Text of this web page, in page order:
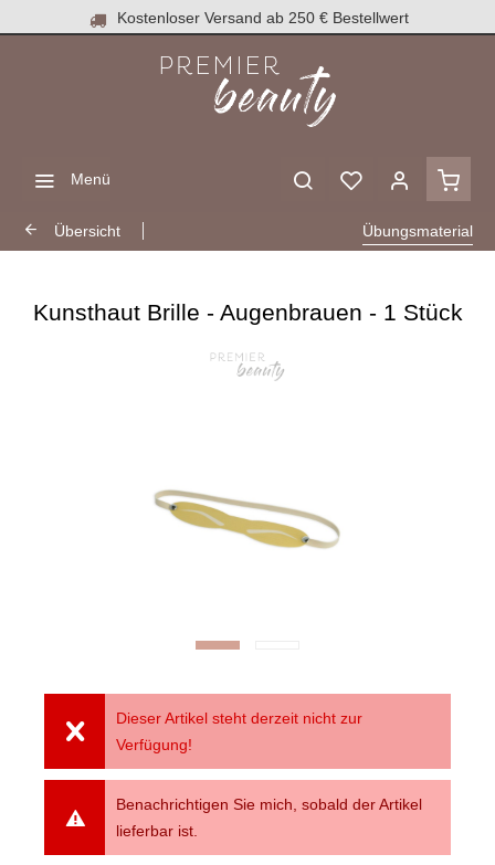
Kostenloser Versand ab 250 € Bestellwert
Menü
Übersicht Übungsmaterial
Kunsthaut Brille - Augenbrauen - 1 Stück
Dieser Artikel steht derzeit nicht zur
Verfügung!
Benachrichtigen Sie mich, sobald der Artikel
lieferbar ist.